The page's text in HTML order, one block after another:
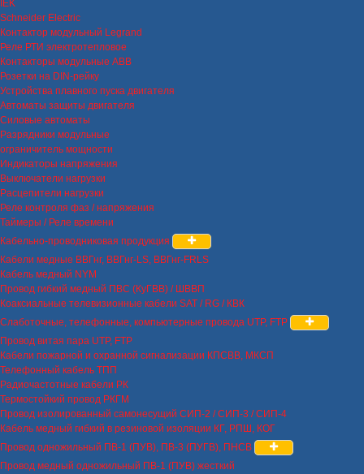
IEK
Schneider Electric
Контактор модульный Legrand
Реле РТИ электротепловое
Контакторы модульные ABB
Розетки на DIN-рейку
Устройства плавного пуска двигателя
Автоматы защиты двигателя
Силовые автоматы
Разрядники модульные
ограничитель мощности
Индикаторы напряжения
Выключатели нагрузки
Расцепители нагрузки
Реле контроля фаз / напряжения
Таймеры / Реле времени
Кабельно-проводниковая продукция
Кабели медные ВВГнг, ВВГнг-LS, ВВГнг-FRLS
Кабель медный NYM
Провод гибкий медный ПВС (КуГВВ) / ШВВП
Коаксиальные телевизионные кабели SAT / RG / КВК
Слаботочные, телефонные, компьютерные провода UTP, FTP
Провод витая пара UTP, FTP
Кабели пожарной и охранной сигнализации КПСВВ, МКСП
Телефонный кабель ТПП
Радиочастотные кабели РК
Термостойкий провод РКГМ
Провод изолированный самонесущий СИП-2 / СИП-3 / СИП-4
Кабель медный гибкий в резиновой изоляции КГ, РПШ, КОГ
Провод одножильный ПВ-1 (ПУВ), ПВ-3 (ПУГВ), ПНСВ
Провод медный одножильный ПВ-1 (ПУВ) жесткий